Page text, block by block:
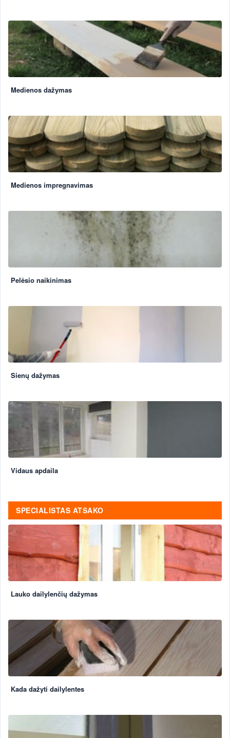
Medienos dažymas
Medienos impregnavimas
Pelėsio naikinimas
Sienų dažymas
Vidaus apdaila
SPECIALISTAS ATSAKO
Lauko dailylenčių dažymas
Kada dažyti dailylentes